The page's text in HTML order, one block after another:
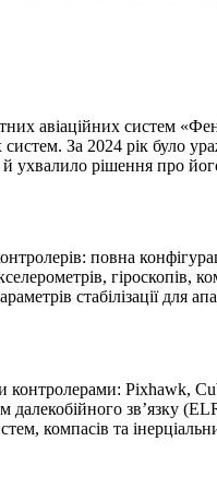
авіаційних систем
систем. За 2024 рік було
ухвалило рішення про
повна
гіроскопів,
стабілізації
контролерами: Pixhawk,
далекобійного зв’язку
компасів та